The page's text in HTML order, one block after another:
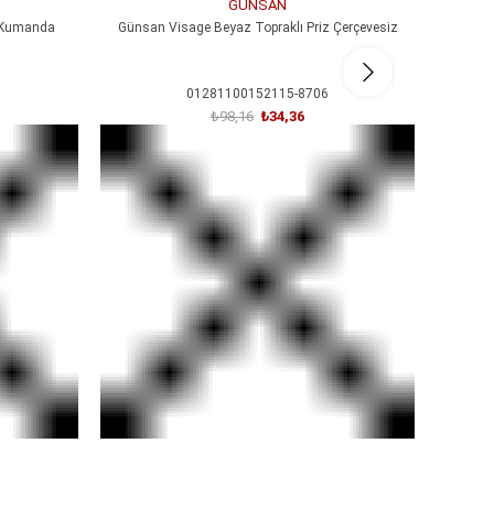
GÜNSAN
Günsan Visage Beyaz Topraklı Priz Çerçevesiz
01281100152115-8706
₺34,36
₺98,16